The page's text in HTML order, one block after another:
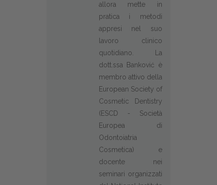
allora mette in
pratica i metodi
appresi nel suo
lavoro clinico
quotidiano. La
dott.ssa Banković è
membro attivo della
European Society of
Cosmetic Dentistry
(ESCD - Società
Europea di
Odontoiatria
Cosmetica) e
docente nei
seminari organizzati